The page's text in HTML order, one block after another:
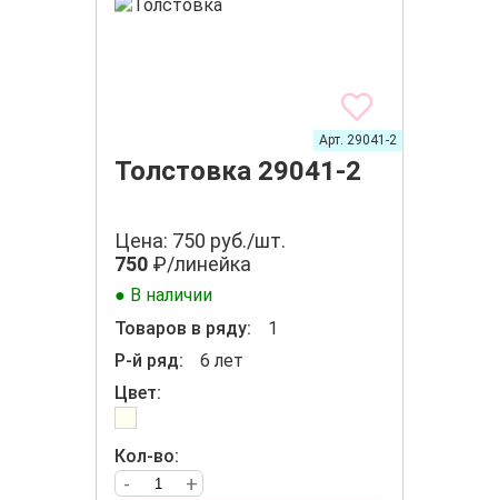
Толстовка 29041-2
Арт. 29041-2
Цена: 750 руб./шт.
750₽/линейка
● В наличии
Товаров в ряду:
1
Р-й ряд:
6 лет
Цвет:
Кол-во:
+
-